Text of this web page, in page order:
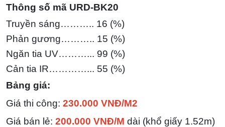
Thông số mã URD-BK20
Truyền sáng……….. 16 (%)
Phản gương……….. 15 (%)
Ngăn tia UV………... 99 (%)
Cản tia IR…………... 55 (%)
Bảng giá:
Giá thi công: 230.000 VNĐ/M2
Giá bán lẻ: 200.000 VNĐ/M dài (khổ giấy 1.52m)